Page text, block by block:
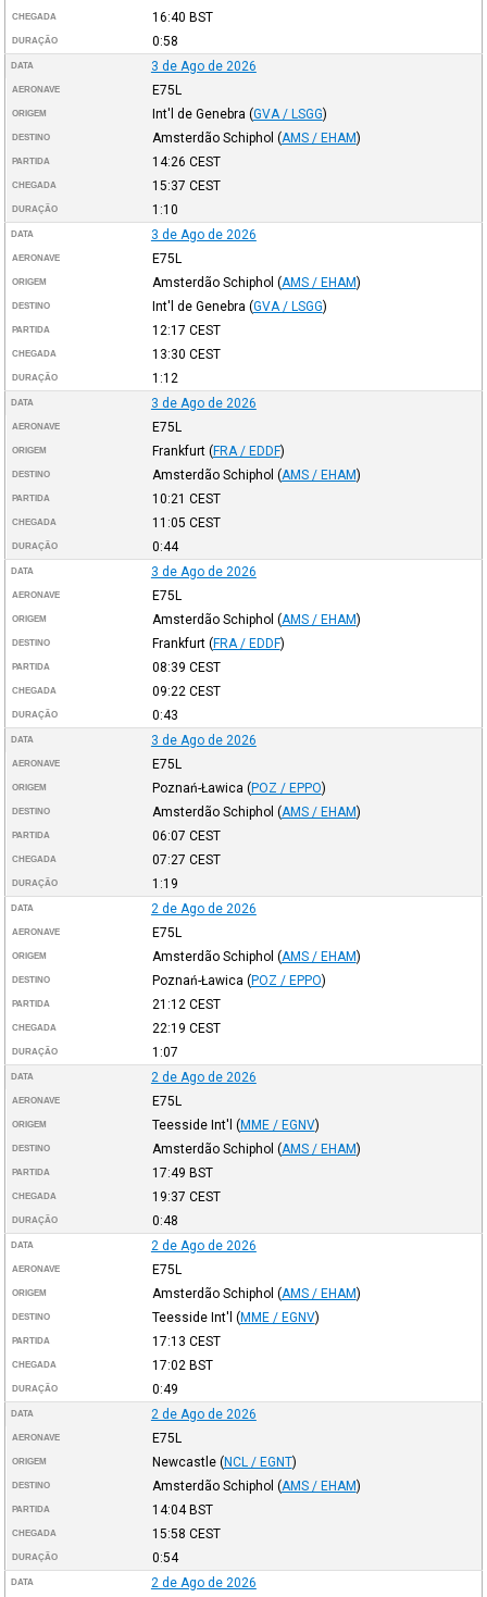
CHEGADA 16:40 BST
DURAÇÃO 0:58
DATA 3 de Ago de 2026
AERONAVE E75L
ORIGEM Int'l de Genebra (GVA / LSGG)
DESTINO Amsterdão Schiphol (AMS / EHAM)
PARTIDA 14:26 CEST
CHEGADA 15:37 CEST
DURAÇÃO 1:10
DATA 3 de Ago de 2026
AERONAVE E75L
ORIGEM Amsterdão Schiphol (AMS / EHAM)
DESTINO Int'l de Genebra (GVA / LSGG)
PARTIDA 12:17 CEST
CHEGADA 13:30 CEST
DURAÇÃO 1:12
DATA 3 de Ago de 2026
AERONAVE E75L
ORIGEM Frankfurt (FRA / EDDF)
DESTINO Amsterdão Schiphol (AMS / EHAM)
PARTIDA 10:21 CEST
CHEGADA 11:05 CEST
DURAÇÃO 0:44
DATA 3 de Ago de 2026
AERONAVE E75L
ORIGEM Amsterdão Schiphol (AMS / EHAM)
DESTINO Frankfurt (FRA / EDDF)
PARTIDA 08:39 CEST
CHEGADA 09:22 CEST
DURAÇÃO 0:43
DATA 3 de Ago de 2026
AERONAVE E75L
ORIGEM Poznań-Ławica (POZ / EPPO)
DESTINO Amsterdão Schiphol (AMS / EHAM)
PARTIDA 06:07 CEST
CHEGADA 07:27 CEST
DURAÇÃO 1:19
DATA 2 de Ago de 2026
AERONAVE E75L
ORIGEM Amsterdão Schiphol (AMS / EHAM)
DESTINO Poznań-Ławica (POZ / EPPO)
PARTIDA 21:12 CEST
CHEGADA 22:19 CEST
DURAÇÃO 1:07
DATA 2 de Ago de 2026
AERONAVE E75L
ORIGEM Teesside Int'l (MME / EGNV)
DESTINO Amsterdão Schiphol (AMS / EHAM)
PARTIDA 17:49 BST
CHEGADA 19:37 CEST
DURAÇÃO 0:48
DATA 2 de Ago de 2026
AERONAVE E75L
ORIGEM Amsterdão Schiphol (AMS / EHAM)
DESTINO Teesside Int'l (MME / EGNV)
PARTIDA 17:13 CEST
CHEGADA 17:02 BST
DURAÇÃO 0:49
DATA 2 de Ago de 2026
AERONAVE E75L
ORIGEM Newcastle (NCL / EGNT)
DESTINO Amsterdão Schiphol (AMS / EHAM)
PARTIDA 14:04BST
CHEGADA 15:58 CEST
DURAÇÃO 0:54
DATA 2 de Ago de 2026